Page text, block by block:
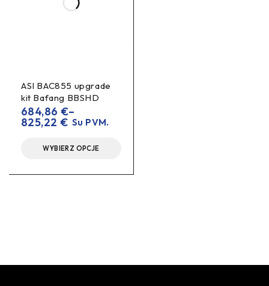
ASI BAC855 upgrade
kit Bafang BBSHD
684,86 €–
825,22 € Su PVM.
WYBIERZ OPCJE